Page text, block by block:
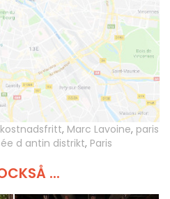
kostnadsfritt, Marc Lavoine, paris
d antin distrikt, Paris
...